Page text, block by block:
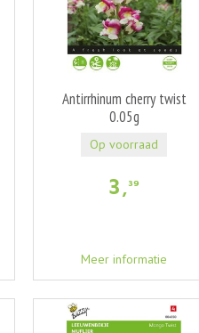
Antirrhinum cherry twist
0.05g
3,39
Meer informatie
Op voorraad